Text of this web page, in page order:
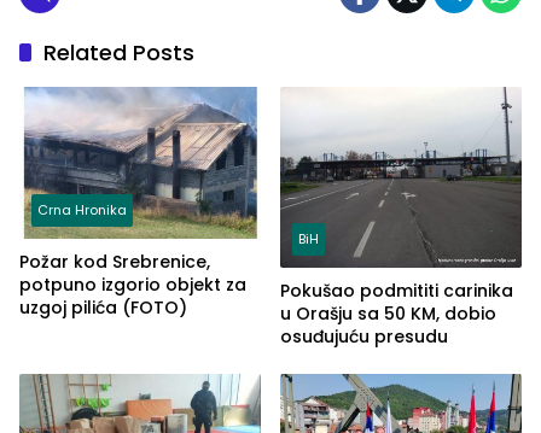
Related Posts
Crna Hronika
Požar kod Srebrenice,
potpuno izgorio objekt za
uzgoj pilića (FOTO)
BiH
Pokušao podmititi carinika
u Orašju sa 50 KM, dobio
osuđujuću presudu